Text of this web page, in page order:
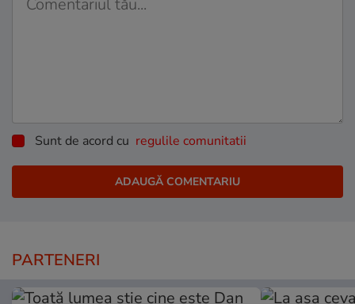
Sunt de acord cu regulile comunitatii
PARTENERI